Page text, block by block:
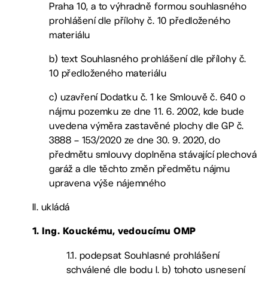
Praha 10, a to výhradně formou souhlasného
prohlášení dle přílohy č. 10 předloženého
materiálu
b) text Souhlasného prohlášení dle přílohy č.
10 předloženého materiálu
c) uzavření Dodatku č. 1 ke Smlouvě č. 640 o
nájmu pozemku ze dne 11. 6. 2002, kde bude
uvedena výměra zastavěné plochy dle GP č.
3888 – 153/2020 ze dne 30. 9. 2020, do
předmětu smlouvy doplněna stávající plechová
garáž a dle těchto změn předmětu nájmu
upravena výše nájemného
II. ukládá
1. Ing. Kouckému, vedoucímu OMP
1.1. podepsat Souhlasné prohlášení
schválené dle bodu I. b) tohoto usnesení